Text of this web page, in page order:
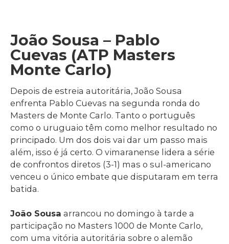
João Sousa – Pablo
Cuevas (ATP Masters
Monte Carlo)
Depois de estreia autoritária, João Sousa
enfrenta Pablo Cuevas na segunda ronda do
Masters de Monte Carlo. Tanto o português
como o uruguaio têm como melhor resultado no
principado. Um dos dois vai dar um passo mais
além, isso é já certo. O vimaranense lidera a série
de confrontos diretos (3-1) mas o sul-americano
venceu o único embate que disputaram em terra
batida.
João Sousa arrancou no domingo à tarde a
participação no Masters 1000 de Monte Carlo,
com uma vitória autoritária sobre o alemão